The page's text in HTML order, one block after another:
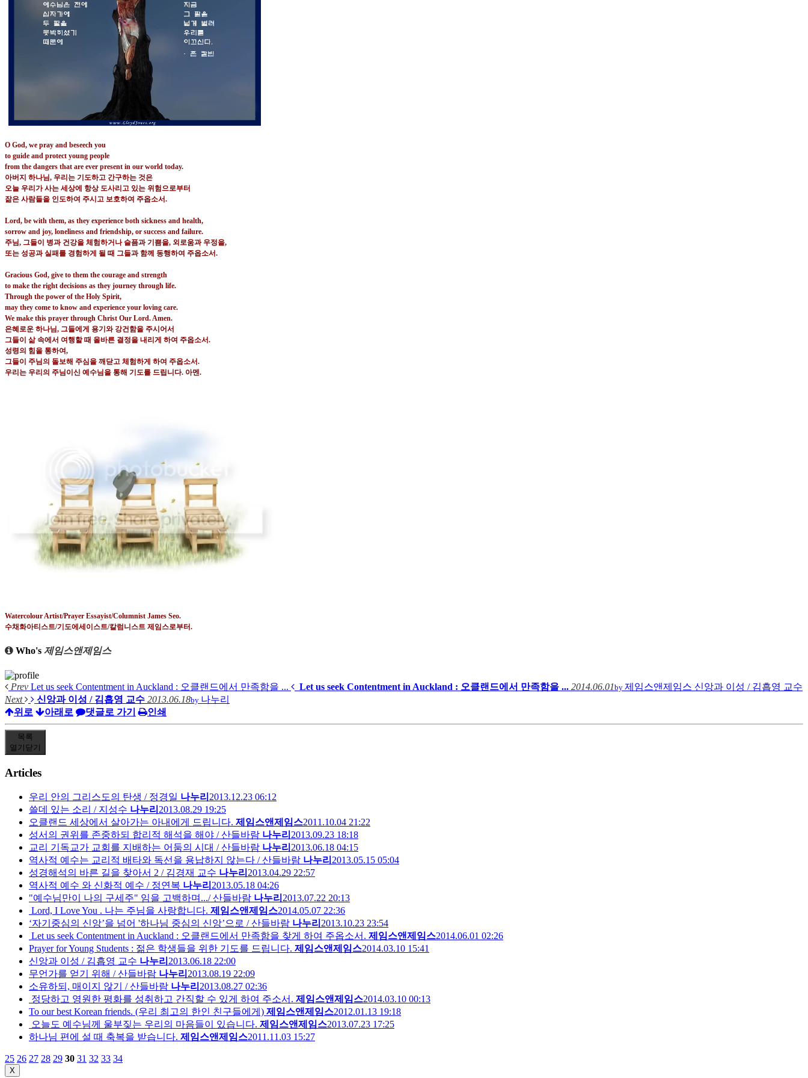
O God, we pray and beseech you
to guide and protect young people
from the dangers that are ever present in our world today.
아버지 하나님, 우리는 기도하고 간구하는 것은
오늘 우리가 사는 세상에 항상 도사리고 있는 위험으로부터
잚은 사람들을 인도하여 주시고 보호하여 주옵소서.
Lord, be with them, as they experience both sickness and health,
sorrow and joy, loneliness and friendship, or success and failure.
주님, 그들이 병과 건강을 체험하거나 슬픔과 기쁨을, 외로움과 우정을,
또는 성공과 실패를 경험하게 될 때 그들과 함께 동행하여 주옵소서.
Gracious God, give to them the courage and strength
to make the right decisions as they journey through life.
Through the power of the Holy Spirit,
may they come to know and experience your loving care.
We make this prayer through Christ Our Lord. Amen.
은혜로운 하나님, 그들에게 용기와 강건함을 주시어서
그들이 삶 속에서 여행할 때 올바른 결정을 내리게 하여 주옵소서.
성령의 힘을 통하여,
그들이 주님의 돌보해 주심을 깨닫고 체험하게 하여 주옵소서.
우리는 우리의 주님이신 예수님을 통해 기도를 드립니다. 아멘.
Watercolour Artist/Prayer Essayist/Columnist James Seo.
수채화아티스트/기도에세이스트/칼럼니스트 제임스로부터.
Who's 제임스앤제임스
Prev Let us seek Contentment in Auckland : 오클랜드에서 만족함을 ... Let us seek Contentment in Auckland : 오클랜드에서 만족함을 ... 2014.06.01by 제임스앤제임스 신앙과 이성 / 김흡영 교수
Next
신앙과 이성 / 김흡영 교수 2013.06.18by 나누리
위로
아래로 댓글로 가기 인쇄
목록
열기 닫기
Articles
우리 안의 그리스도의 탄생 / 정경일 나누리 2013.12.23 06:12
쓸데 있는 소리 / 지성수 나누리 2013.08.29 19:25
오클랜드 세상에서 살아가는 아내에게 드립니다. 제임스앤제임스2011.10.04 21:22
성서의 권위를 존중하되 합리적 해석을 해야 / 산들바람 나누리 2013.09.23 18:18
교리 기독교가 교회를 지배하는 어둠의 시대 / 산들바람 나누리 2013.06.18 04:15
역사적 예수는 교리적 배타와 독선을 용납하지 않는다 / 산들바람 나누리 2013.05.15 05:04
성경해석의 바른 길을 찾아서 2 / 김경재 교수 나누리 2013.04.29 22:57
역사적 예수 와 신화적 예수 / 정연복 나누리 2013.05.18 04:26
"예수님만이 나의 구세주" 임을 고백하며.../ 산들바람 나누리 2013.07.22 20:13
Lord, I Love You . 나는 주님을 사랑합니다. 제임스앤제임스2014.05.07 22:36
‘자기중심의 신앙’을 넘어 '하나님 중심의 신앙’으로 / 산들바람 나누리 2013.10.23 23:54
Let us seek Contentment in Auckland : 오클랜드에서 만족함을 찾게 하여 주옵소서. 제임스앤제임스2014.06.01 02:26
Prayer for Young Students : 젊은 학생들을 위한 기도를 드립니다. 제임스앤제임스2014.03.10 15:41
신앙과 이성 / 김흡영 교수 나누리 2013.06.18 22:00
무언가를 얻기 위해 / 산들바람 나누리 2013.08.19 22:09
소유하되, 매이지 않기 / 산들바람 나누리 2013.08.27 02:36
정당하고 영원한 평화를 성취하고 간직할 수 있게 하여 주소서. 제임스앤제임스2014.03.10 00:13
To our best Korean friends. (우리 최고의 한인 친구들에게) 제임스앤제임스2012.01.13 19:18
오늘도 예수님께 울부짖는 우리의 마음들이 있습니다. 제임스앤제임스2013.07.23 17:25
하나님 편에 설 때 축복을 받습니다. 제임스앤제임스2011.11.03 15:27
25 26 27 28 29 30 31 32 33 34
X